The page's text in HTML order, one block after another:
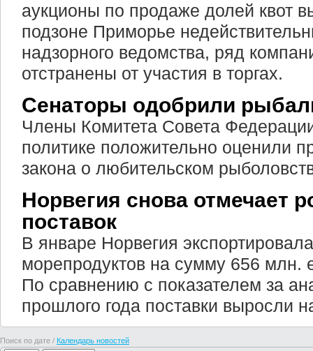
аукционы по продаже долей квот
подзоне Приморье
надзорного ведомства, ряд
отстранены от участия в торгах.
Сенаторы одобрили
Члены Комитета Совета
политике положительно оценили
закона о любительском
Норвегия снова отмечает
поставок
В январе Норвегия
морепродуктов на сумму 656 млн.
По сравнению с показателем за
прошлого года поставки выросли
Поиск по дате / Календарь новостей